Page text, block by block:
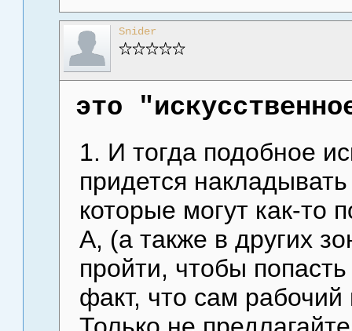
Snider
это
1. И тогда подобное
придется
которые могут как-то
А, (а также в других
пройти, чтобы
факт, что сам